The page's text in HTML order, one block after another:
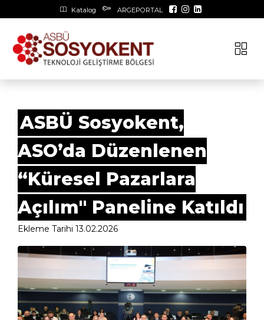
Katalog ARGEPORTAL
ASBÜ Sosyokent,
ASO’da Düzenlenen
“Küresel Pazarlara
Açılım" Paneline Katıldı
Ekleme Tarihi 13.02.2026